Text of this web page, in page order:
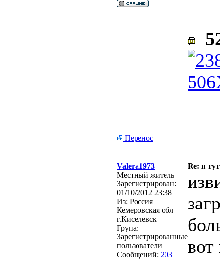
Перенос
Valera1973
Re: я
Местный житель
Зарегистрирован:
01/10/2012 23:38
Из: Россия
Кемеровская обл
г.Киселевск
Група:
Зарегистрированные
пользователи
Сообщений: 203